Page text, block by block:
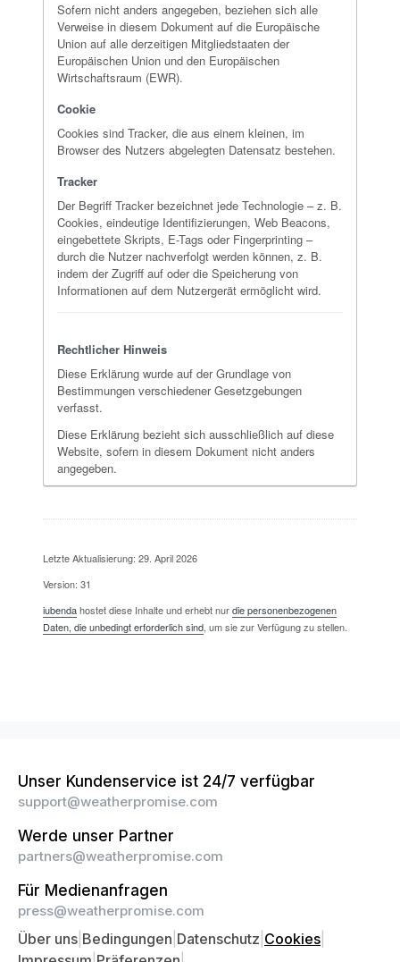
Sofern nicht anders angegeben, beziehen sich alle
Verweise in diesem Dokument auf die Europäische
Union auf alle derzeitigen Mitgliedstaaten der
Europäischen Union und den Europäischen
Wirtschaftsraum (EWR).
Cookie
Cookies sind Tracker, die aus einem kleinen, im
Browser des Nutzers abgelegten Datensatz bestehen.
Tracker
Der Begriff Tracker bezeichnet jede Technologie – z. B.
Cookies, eindeutige Identifizierungen, Web Beacons,
eingebettete Skripts, E-Tags oder Fingerprinting –
durch die Nutzer nachverfolgt werden können, z. B.
indem der Zugriff auf oder die Speicherung von
Informationen auf dem Nutzergerät ermöglicht wird.
Rechtlicher Hinweis
Diese Erklärung wurde auf der Grundlage von
Bestimmungen verschiedener Gesetzgebungen
verfasst.
Diese Erklärung bezieht sich ausschließlich auf diese
Website, sofern in diesem Dokument nicht anders
angegeben.
Letzte Aktualisierung: 29. April 2026
Version: 31
iubendahostet diese Inhalte und erhebt nurdie personenbezogenen
Daten, die unbedingt erforderlich sind , um sie zur Verfügung zu stellen.
Unser Kundenservice ist 24/7 verfügbar
support@weatherpromise.com
Werde unser Partner
partners@weatherpromise.com
Für Medienanfragen
press@weatherpromise.com
Über uns Bedingungen Datenschutz Cookies